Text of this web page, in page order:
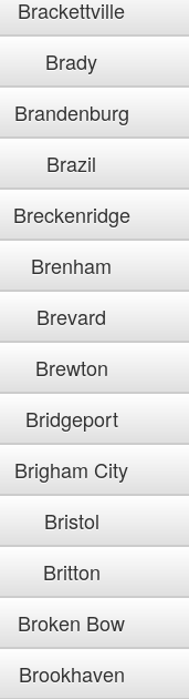
Brackettville
Brady
Brandenburg
Brazil
Breckenridge
Brenham
Brevard
Brewton
Bridgeport
Brigham City
Bristol
Britton
Broken Bow
Brookhaven